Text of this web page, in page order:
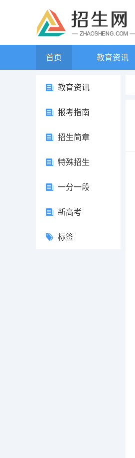
首页 教育资讯
教育资讯
报考指南
招生简章
特殊招生
一分一段
新高考
标签